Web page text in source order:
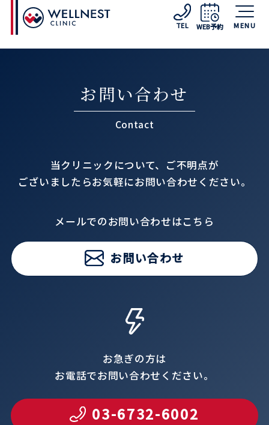
MENU
TEL WEB予約
お問い合わせ
Contact
当クリニックについて、ご不明点が
ございましたらお気軽にお問い合わせください。
メールでのお問い合わせはこちら
お問い合わせ
お急ぎの方は
お電話でお問い合わせください。
03-6732-6002